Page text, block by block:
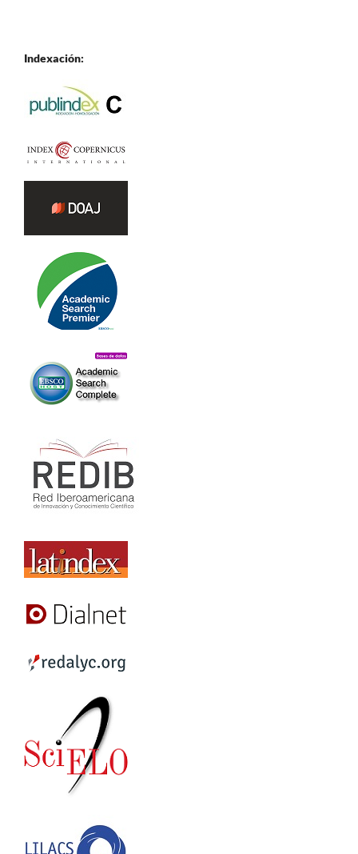
Indexación: